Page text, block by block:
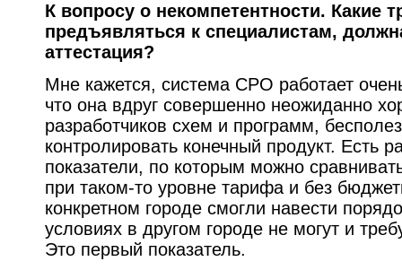
К вопросу о некомпетентности. Какие
предъявляться к специалистам,
аттестация?
Мне кажется, система СРО работает
что она вдруг совершенно неожиданно
разработчиков схем и программ,
контролировать конечный продукт. Есть
показатели, по которым можно
при таком-то уровне тарифа и без
конкретном городе смогли навести
условиях в другом городе не могут и
Это первый показатель.